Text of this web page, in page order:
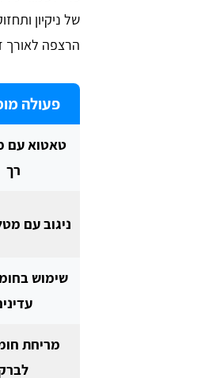
של ניקיון
הרצפה לאורך
פעולה
טאטוא עם
רך
ניגוב עם
שימוש
מריחת